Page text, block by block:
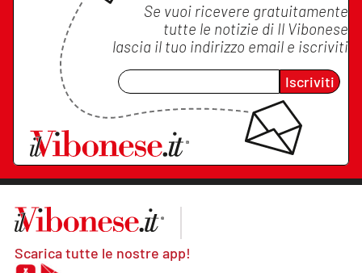
Se vuoi ricevere gratuitamente
tutte le notizie di Il Vibonese
lascia il tuo indirizzo email e iscriviti
Iscriviti
Scarica tutte le nostre app!